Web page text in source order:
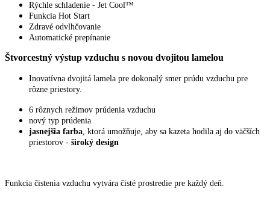
Rýchle schladenie - Jet Cool™
Funkcia Hot Start
Zdravé odvlhčovanie
Automatické prepínanie
Štvorcestný výstup vzduchu s novou dvojitou lamelou
Inovatívna dvojitá lamela pre dokonalý smer prúdu vzduchu pre
rôzne priestory.
6 rôznych režimov prúdenia vzduchu
nový typ prúdenia
jasnejšia farba, ktorá umožňuje, aby sa kazeta hodila aj do väčších
priestorov - široký design
Funkcia čistenia vzduchu vytvára čisté prostredie pre každý deň.